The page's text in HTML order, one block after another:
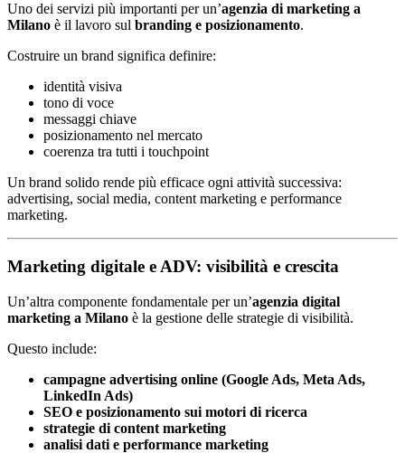
Uno dei servizi più importanti per un’agenzia di marketing a
Milano è il lavoro sul branding e posizionamento.
Costruire un brand significa definire:
identità visiva
tono di voce
messaggi chiave
posizionamento nel mercato
coerenza tra tutti i touchpoint
Un brand solido rende più efficace ogni attività successiva:
advertising, social media, content marketing e performance
marketing.
Marketing digitale e ADV: visibilità e crescita
Un’altra componente fondamentale per un’agenzia digital
marketing a Milano è la gestione delle strategie di visibilità.
Questo include:
campagne advertising online (Google Ads, Meta Ads,
LinkedIn Ads)
SEO e posizionamento sui motori di ricerca
strategie di content marketing
analisi dati e performance marketing